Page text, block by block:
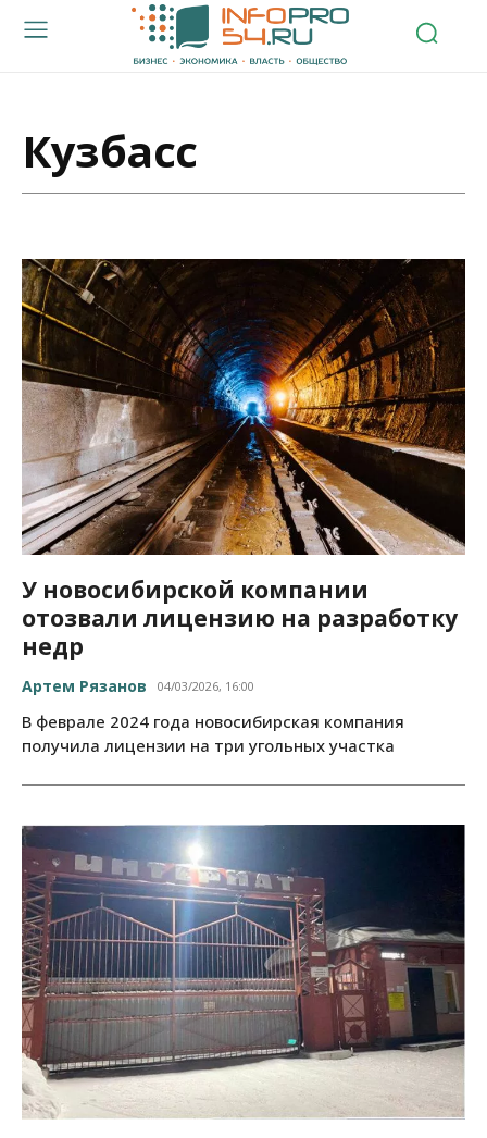
Кузбасс
У новосибирской компании
отозвали лицензию на разработку
недр
Артем Рязанов 04/03/2026, 16:00
В феврале 2024 года новосибирская компания
получила лицензии на три угольных участка